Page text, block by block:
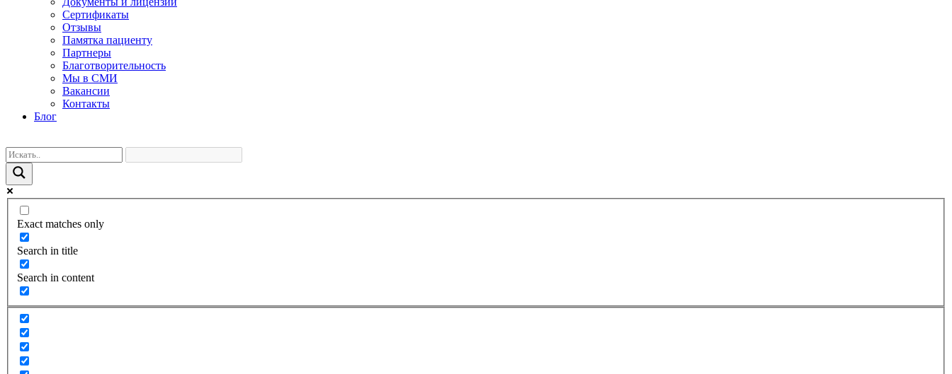
Сертификаты
Отзывы
Памятка пациенту
Партнеры
Благотворительность
Мы в СМИ
Вакансии
Контакты
Блог
Exact matches only
Search in title
Search in content